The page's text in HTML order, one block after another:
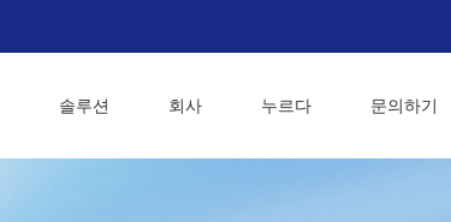
솔루션 회사 누르다 문의하기